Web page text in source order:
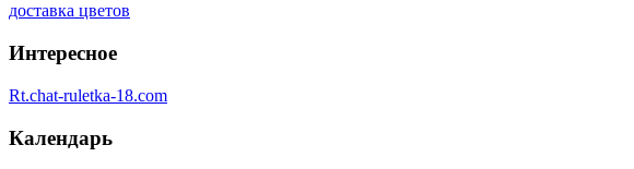
доставка цветов
Интересное
Rt.chat-ruletka-18.com
Календарь